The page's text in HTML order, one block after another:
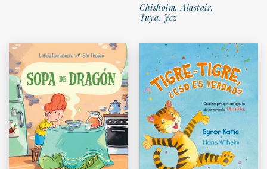
Chisholm, Alastair,
Tuya, Jez